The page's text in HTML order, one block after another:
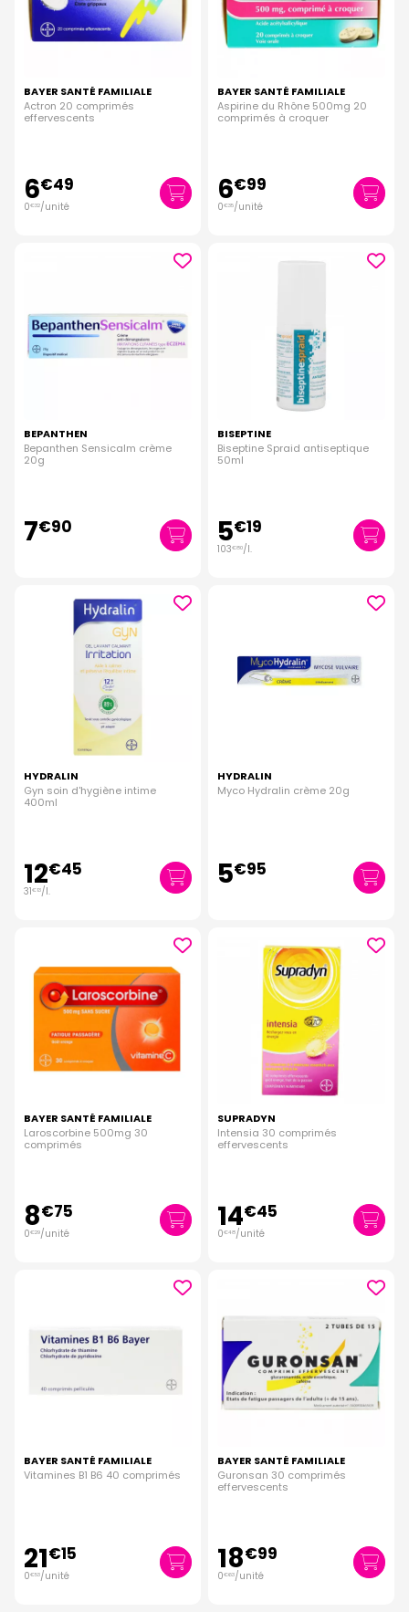
BAYER SANTÉ FAMILIALE
Actron 20 comprimés
effervescents
6€49
0€32/unité
BAYER SANTÉ FAMILIALE
Aspirine du Rhône 500mg 20
comprimés à croquer
6€99
0€35/unité
BEPANTHEN
Bepanthen Sensicalm crème
20g
7€90
BISEPTINE
Biseptine Spraid antiseptique
50ml
5€19
103€80/l.
HYDRALIN
Gyn soin d'hygiène intime
400ml
12€45
31€ 13/l.
HYDRALIN
Myco Hydralin crème 20g
5€95
BAYER SANTÉ FAMILIALE
Laroscorbine 500mg 30
comprimés
8€75
0€29/unité
SUPRADYN
Intensia 30 comprimés
effervescents
14€45
0€48/unité
BAYER SANTÉ FAMILIALE
Vitamines B1 B6 40 comprimés
21€15
0€53/unité
BAYER SANTÉ FAMILIALE
Guronsan 30 comprimés
effervescents
18€99
0€63/unité